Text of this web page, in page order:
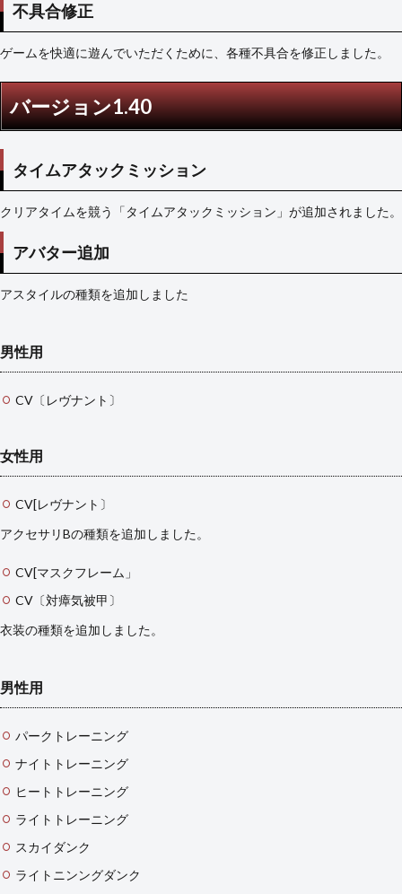
不具合修正
ゲームを快適に遊んでいただくために、各種不具合を修正しました。
バージョン1.40
タイムアタックミッション
クリアタイムを競う「タイムアタックミッション」が追加されました。
アバター追加
アスタイルの種類を追加しました
男性用
CV〔レヴナント〕
女性用
CV[レヴナント〕
アクセサリBの種類を追加しました。
CV[マスクフレーム」
CV〔対瘴気被甲〕
衣装の種類を追加しました。
男性用
パークトレーニング
ナイトトレーニング
ヒートトレーニング
ライトトレーニング
スカイダンク
ライトニンングダンク